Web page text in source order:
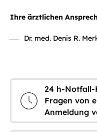
Ihre ärztlichen
Dr. med. Denis R.
24 h-Notfall-
Fragen von
Anmeldung